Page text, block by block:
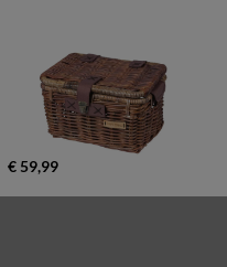
€ 59,99